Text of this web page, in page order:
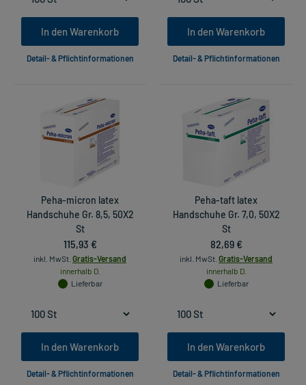
In den Warenkorb
Detail- & Pflichtinformationen
In den Warenkorb
Detail- & Pflichtinformationen
Peha-micron latex
Handschuhe Gr. 8,5, 50X2
St
115,93 €
inkl. MwSt. Gratis-Versand
innerhalb D.
Lieferbar
In den Warenkorb
Detail- & Pflichtinformationen
Peha-taft latex
Handschuhe Gr. 7,0, 50X2
St
82,69 €
inkl. MwSt. Gratis-Versand
innerhalb D.
Lieferbar
In den Warenkorb
Detail- & Pflichtinformationen